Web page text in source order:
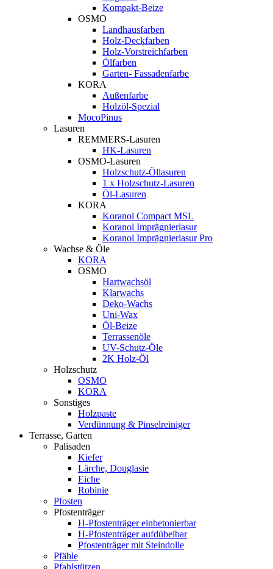
Kompakt-Beize
OSMO
Landhausfarben
Holz-Deckfarben
Holz-Vorstreichfarben
Ölfarben
Garten- Fassadenfarbe
KORA
Außenfarbe
Holzöl-Spezial
MocoPinus
Lasuren
REMMERS-Lasuren
HK-Lasuren
OSMO-Lasuren
Holzschutz-Öllasuren
1 x Holzschutz-Lasuren
Öl-Lasuren
KORA
Koranol Compact MSL
Koranol Imprägnierlasur
Koranol Imprägnierlasur Pro
Wachse & Öle
KORA
OSMO
Hartwachsöl
Klarwachs
Deko-Wachs
Uni-Wax
Öl-Beize
Terrassenöle
UV-Schutz-Öle
2K Holz-Öl
Holzschutz
OSMO
KORA
Sonstiges
Holzpaste
Verdünnung & Pinselreiniger
Terrasse, Garten
Palisaden
Kiefer
Lärche, Douglasie
Eiche
Robinie
Pfosten
Pfostenträger
H-Pfostenträger einbetonierbar
H-Pfostenträger aufdübelbar
Pfostenträger mit Steindolle
Pfähle
Pfahlstützen